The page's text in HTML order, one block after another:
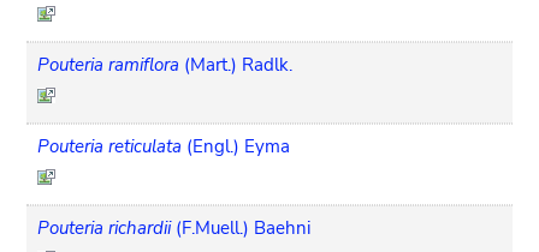
Pouteria ramiflora (Mart.) Radlk.
Pouteria reticulata (Engl.) Eyma
Pouteria richardii (F.Muell.) Baehni